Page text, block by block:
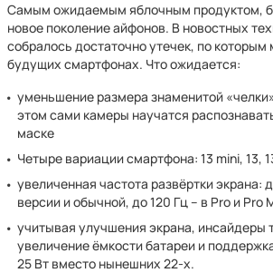
Самым ожидаемым яблочным продуктом,
новое поколение айфонов. В новостных
собралось достаточно утечек, по
будущих смартфонах. Что ожидается:
уменьшение размера знаменитой
этом сами камеры научатся
маске
Четыре вариации смартфона: 13 mini, 13,
увеличенная частота развёртки экрана:
версии и обычной, до 120 Гц – в Pro и Pro
учитывая улучшения экрана, инсайдеры
увеличение ёмкости батареи и
25 Вт вместо нынешних 22-х.